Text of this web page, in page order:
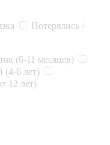
Потерялись /
(6-11 месяцев)
(4-6 лет)
12 лет)